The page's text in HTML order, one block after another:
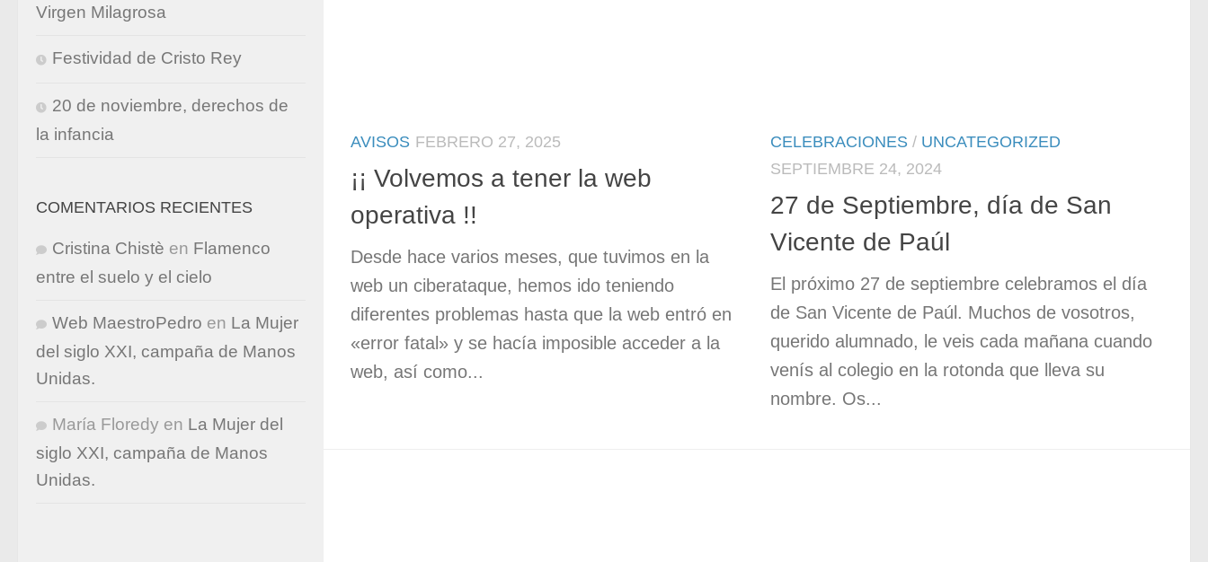
AVISOS FEBRERO 27, 2025
¡¡ Volvemos a tener la web
operativa !!
Desde hace varios meses, que tuvimos en la
web un ciberataque, hemos ido teniendo
diferentes problemas hasta que la web entró en
«error fatal» y se hacía imposible acceder a la
web, así como...
CELEBRACIONES / UNCATEGORIZED
SEPTIEMBRE 24, 2024
27 de Septiembre, día de San
Vicente de Paúl
El próximo 27 de septiembre celebramos el día
de San Vicente de Paúl. Muchos de vosotros,
querido alumnado, le veis cada mañana cuando
venís al colegio en la rotonda que lleva su
nombre. Os...
Virgen Milagrosa
Festividad de Cristo Rey
20 de noviembre, derechos de
la infancia
COMENTARIOS RECIENTES
Cristina Chistè en Flamenco
entre el suelo y el cielo
Web MaestroPedro en La Mujer
del siglo XXI, campaña de Manos
Unidas.
María Floredy en La Mujer del
siglo XXI, campaña de Manos
Unidas.